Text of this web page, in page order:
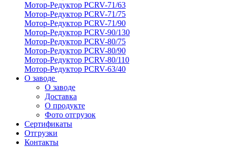
Мотор-Редуктор PCRV-71/63
Мотор-Редуктор PCRV-71/75
Мотор-Редуктор PCRV-71/90
Мотор-Редуктор PCRV-90/130
Мотор-Редуктор PCRV-80/75
Мотор-Редуктор PCRV-80/90
Мотор-Редуктор PCRV-80/110
Мотор-Редуктор PCRV-63/40
О заводе
О заводе
Доставка
О продукте
Фото отгрузок
Сертификаты
Отгрузки
Контакты